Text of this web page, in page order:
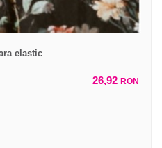
elastic
26,92 RON